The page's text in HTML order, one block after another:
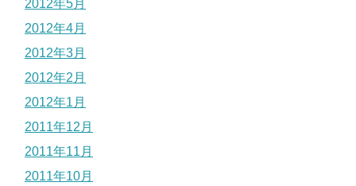
2012年5月
2012年4月
2012年3月
2012年2月
2012年1月
2011年12月
2011年11月
2011年10月